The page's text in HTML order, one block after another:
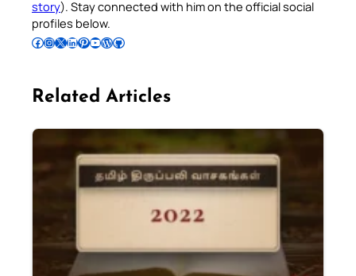
story). Stay connected with him on the official social
profiles below.
Follow Pradeep on Facebook Follow Pradeep on InstagramFollow Pradeep on X Follow Pradeep on LinkedIn Follow Pradeep on Pinterest Subscribe to Pradeep’s Youtube Channel Follow Pradeep on WordPress Follow Pradeep on GitHub
Related Articles